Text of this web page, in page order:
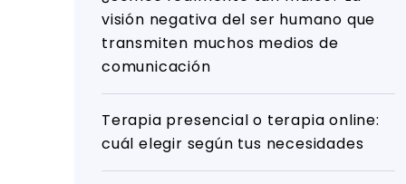
visión negativa del ser humano que
transmiten muchos medios de
comunicación
Terapia presencial o terapia online:
cuál elegir según tus necesidades